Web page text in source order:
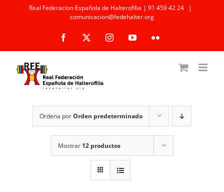
Real Federacion Española de Halterofilia | 91 459 42 24
|
comunicacion@fedehalter.org
Facebook InstagramYouTubeFlickr
Ordena porOrden predeterminado
Mostrar 12 productos